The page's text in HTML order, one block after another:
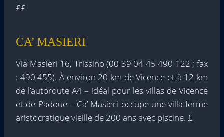
££
CA’ MASIERI
Via Masieri 16, Trissino (00 39 04 45 490 122 ; fax
: 490 455). À environ 20 km de Vicence et à 12 km
de l’autoroute A4 – idéal pour les villas de Vicence
et de Padoue – Ca’ Masieri occupe une villa-ferme
aristocratique vieille de 200 ans avec piscine. £